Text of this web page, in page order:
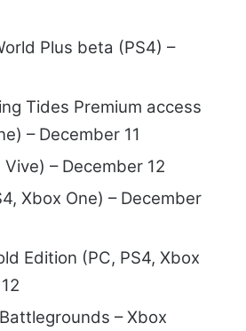
Plus beta (PS4) –
Tides Premium access
– December 11
– December 12
Xbox One) – December
Edition (PC, PS4, Xbox
– Xbox